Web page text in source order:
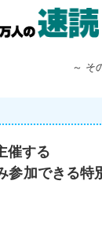
～ そ
催する
参加できる特